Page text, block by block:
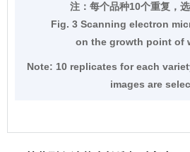
注： 每个品种10个重复，
Fig. 3 Scanning electron
on the growth point of
Note: 10 replicates for each
images are